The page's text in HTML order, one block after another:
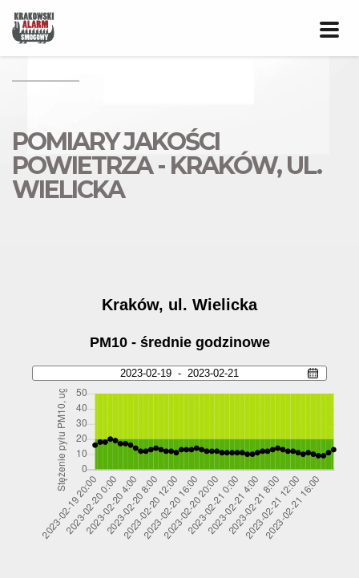
POMIARY JAKOŚCI
POWIETRZA - KRAKÓW, UL.
WIELICKA